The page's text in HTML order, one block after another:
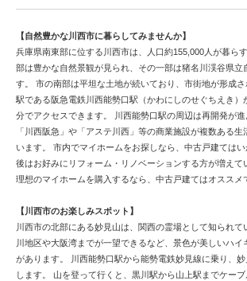
【自然豊かな川西市に暮らしてみませんか】
兵庫県南東部に位する川西市は、人口約155,000人が暮ら
部は豊かな自然景観が見られ、その一部は猪名川渓谷県立
す。 市の南部は平坦な土地が続いており、市街地が形成
駅である阪急電鉄川西能勢口駅（かわにしのせぐちえき）
分でアクセスできます。 川西能勢口駅の周辺は再開発が
「川西阪急」や「アステ川西」等の商業施設が複数ある
います。 市内でマイホームをお探しなら、中古戸建ては
後はお好みにリフォーム・リノベーションする方が増えて
理想のマイホームを購入するなら、中古戸建てはオススメ
【川西市のお楽しみスポット】
川西市の北部にある妙見山は、関西の霊場として知られ
川地区や大阪湾までが一望できるなど、景色が美しいハ
があります。 川西能勢口駅から能勢電鉄妙見線に乗り、
します。 山を登って行くと、黒川駅から山上駅までケー